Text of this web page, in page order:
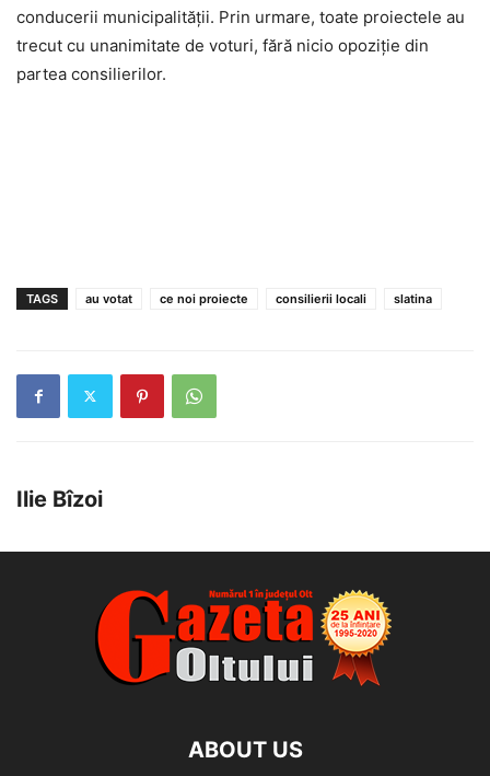
conducerii municipalității. Prin urmare, toate proiectele au
trecut cu unanimitate de voturi, fără nicio opoziţie din
partea consilierilor.
TAGS au votat ce noi proiecte consilierii locali slatina
Ilie Bîzoi
ABOUT US